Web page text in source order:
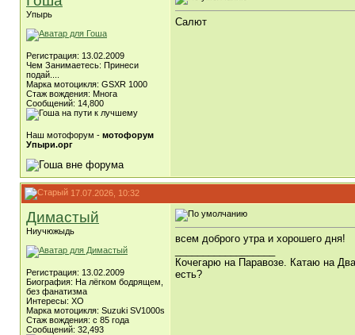
Упырь
Регистрация: 13.02.2009
Чем Занимаетесь: Принеси
подай....
Марка мотоцикля: GSXR 1000
Стаж вождения: Многа
Сообщений: 14,800
Наш мотофорум - мотофорум
Упыри.орг
Салют
17.07.2026, 10:32
Димастый
Ниучюжыдь
Регистрация: 13.02.2009
Биография: На лёгком бодрящем,
без фанатизма
Интересы: ХО
Марка мотоцикля: Suzuki SV1000s
Стаж вождения: с 85 года
Сообщений: 32,493
всем доброго утра и хорошего дня!
Кочегарю на Паравозе. Катаю на
есть?